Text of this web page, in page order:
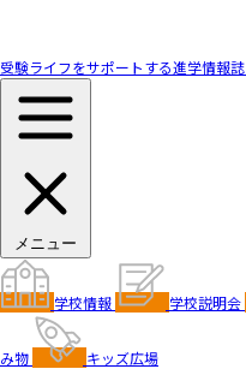
受験ライフをサポートする進学情報誌
メニュー
学校情報 学校説明会
み物
キッズ広場